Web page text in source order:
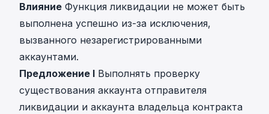
Влияние Функция ликвидации не может быть
выполнена успешно из-за исключения,
вызванного незарегистрированными
аккаунтами.
Предложение I Выполнять проверку
существования аккаунта отправителя
ликвидации и аккаунта владельца контракта